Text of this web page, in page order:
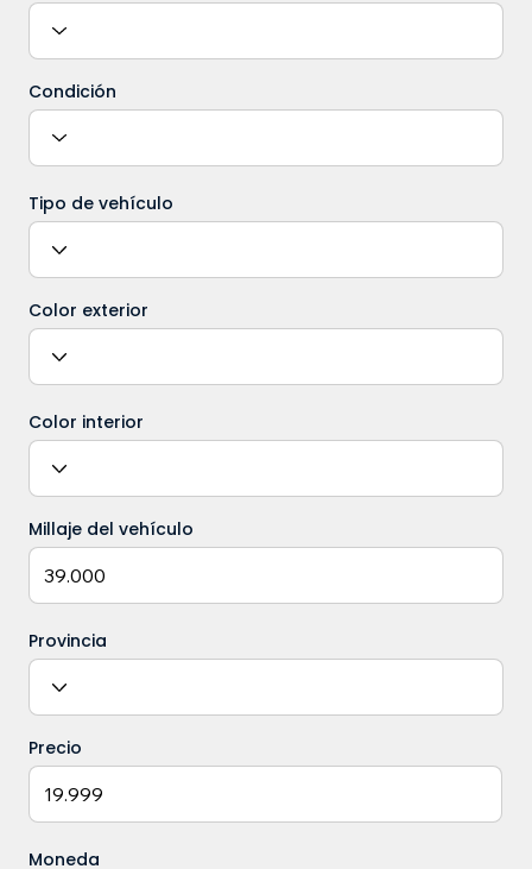
Condición
Tipo de vehículo
Color exterior
Color interior
Millaje del vehículo
Provincia
Precio
Moneda